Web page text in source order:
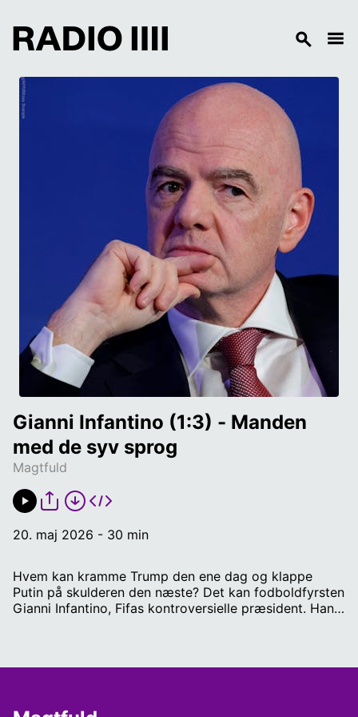
Magtfuld
Gianni Infantino (1:3) - Manden
med de syv sprog
20. maj 2026 - 30 min
Hvem kan kramme Trump den ene dag og klappe
Putin på skulderen den næste? Det kan fodboldfyrsten
Gianni Infantino, Fifas kontroversielle præsident. Han
fodbold skaber lykke i verden. Hans historie starter i